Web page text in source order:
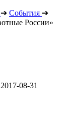
➔ События ➔
России»
2017-08-31